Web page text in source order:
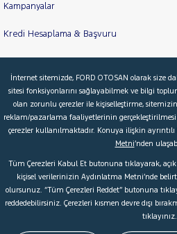
Kampanyalar
Kredi Hesaplama & Başvuru
© 2026 Ford Türkiye
Şartlar & Kişisel Verilerin Korunması
Çerez Tercihleri
İnternet sitemizde, FORD OTOSAN olarak size
sitesi fonksiyonlarını sağlayabilmek ve bilgi
olan zorunlu çerezler ile kişiselleştirme,
reklam/pazarlama faaliyetlerinin gerçekleştirilmesi
çerezler kullanılmaktadır. Konuya ilişkin
Metni’nden
Tüm Çerezleri Kabul Et butonuna tıklayarak,
kişisel verilerinizin Aydınlatma Metni’nde
olursunuz. “Tüm Çerezleri Reddet” butonuna
reddedebilirsiniz. Çerezleri kısmen devre dışı
tıklayınız.